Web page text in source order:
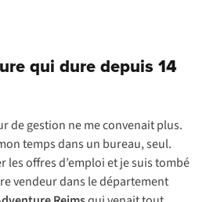
qui dure depuis 14
de gestion ne me convenait plus.
temps dans un bureau, seul.
les offres d’emploi et je suis tombé
vendeur dans le département